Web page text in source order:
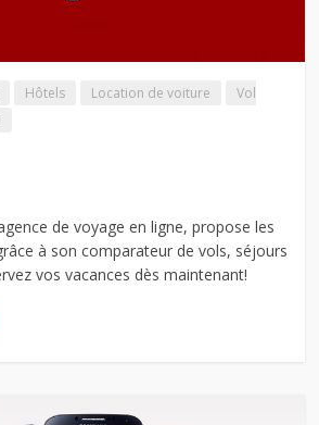
Hôtels Location de voiture
Vol
de voyage en ligne, propose les
à son comparateur de vols, séjours
vos vacances dès maintenant!